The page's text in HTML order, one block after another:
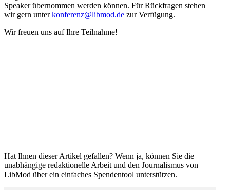
Speaker übernommen werden können. Für Rückfragen stehen
wir gern unterkonferenz@libmod.de zur Verfügung.
Wir freuen uns auf Ihre Teilnahme!
Hat Ihnen dieser Artikel gefallen? Wenn ja, können Sie die
unabhängige redak­tio­nelle Arbeit und den Journa­lismus von
LibMod über ein einfaches Spendentool unterstützen.